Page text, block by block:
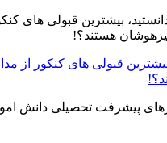
بیشترین قبولی های کنکور از